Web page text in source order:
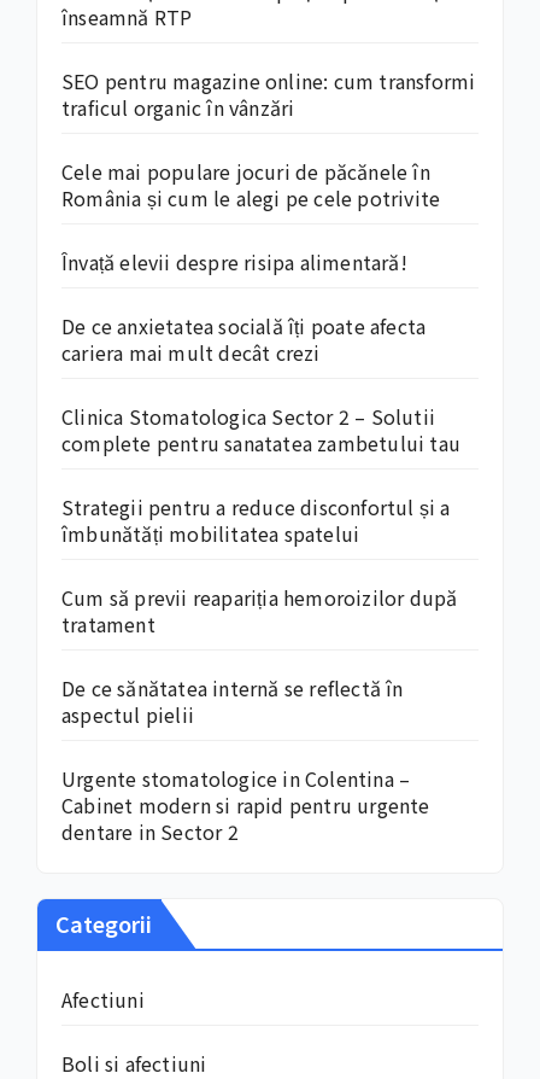
înseamnă RTP
SEO pentru magazine online: cum transformi
traficul organic în vânzări
Cele mai populare jocuri de păcănele în
România și cum le alegi pe cele potrivite
Învață elevii despre risipa alimentară!
De ce anxietatea socială îți poate afecta
cariera mai mult decât crezi
Clinica Stomatologica Sector 2 – Solutii
complete pentru sanatatea zambetului tau
Strategii pentru a reduce disconfortul și a
îmbunătăți mobilitatea spatelui
Cum să previi reapariția hemoroizilor după
tratament
De ce sănătatea internă se reflectă în
aspectul pielii
Urgente stomatologice in Colentina –
Cabinet modern si rapid pentru urgente
dentare in Sector 2
Categorii
Afectiuni
Boli si afectiuni